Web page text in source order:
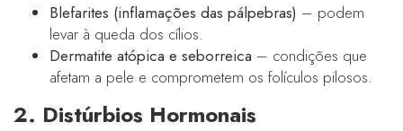
Blefarites (inflamações das pálpebras) – podem
levar à queda dos cílios.
Dermatite atópica e seborreica – condições que
afetam a pele e comprometem os folículos pilosos.
2. Distúrbios Hormonais